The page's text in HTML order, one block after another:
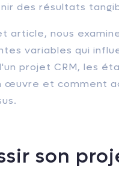
des résultats
article, nous
variables qui
projet CRM, les
œuvre et comment
son